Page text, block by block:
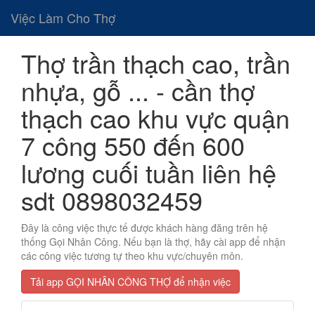
Việc Làm Cho Thợ
Thợ trần thạch cao, trần
nhựa, gỗ ... - cần thợ
thạch cao khu vực quận
7 công 550 đến 600
lương cuối tuần liên hệ
sdt 0898032459
Đây là công việc thực tế được khách hàng đăng trên hệ
thống Gọi Nhân Công. Nếu bạn là thợ, hãy cài app để nhận
các công việc tương tự theo khu vực/chuyên môn.
Tải app GỌI NHÂN CÔNG THỢ để nhận việc